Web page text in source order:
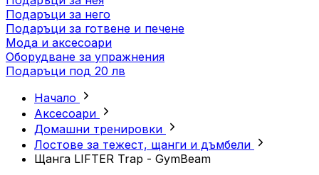
Подаръци за него
Подаръци за готвене и печене
Мода и аксесоари
Оборудване за упражнения
Подаръци под 20 лв
Начало
Аксесоари
Домашни тренировки
Лостове за тежест, щанги и дъмбели
Щанга LIFTER Trap - GymBeam